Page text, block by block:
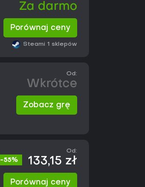
Za darmo
Porównaj ceny
Steami 1 sklepów
Od:
Wkrótce
Zobacz grę
-55%
Od:
133,15 zł
Porównaj ceny